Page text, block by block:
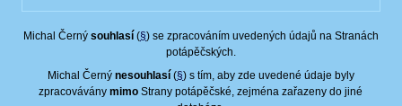
Michal Černý souhlasí(§) se zpracováním uvedených údajů na Stranách
potápěčských.
Michal Černý nesouhlasí(§) s tím, aby zde uvedené údaje byly
zpracováványmimo Strany potápěčské, zejména zařazeny do jiné